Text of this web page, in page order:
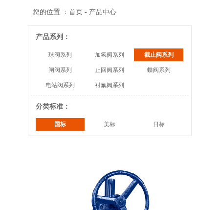
您的位置 ： 首页 - 产品中心
产品系列：
球阀系列 加氢阀系列 截止阀系列
闸阀系列 止回阀系列 蝶阀系列
电站阀系列 衬氟阀系列
分类标准：
国标 美标 日标